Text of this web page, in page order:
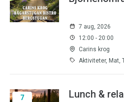
7 aug, 2026
12:00 - 20:00
Carins krog
Aktiviteter, Mat,
7 Lunch &